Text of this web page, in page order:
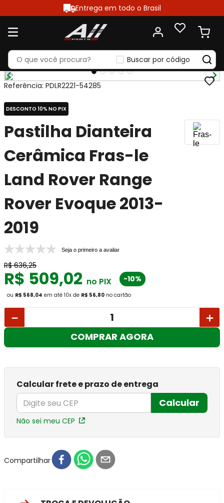
Entrega em todo o Brasil
Buscar por código
Referência: PDLR2221-54285
DESCONTO 10% NO PIX
Pastilha Dianteira
Cerâmica Fras-le
Land Rover Range
Rover Evoque 2013-
2019
Seja o primeiro a avaliar
R$ 636,25
R$ 509,02 no PIX -10%
ou R$ 568,04 em até 10x de R$ 56,80 no cartão
＋
－
COMPRAR AGORA
Calcular frete e prazo de entrega
Calcular
Não sei meu CEP
Compartilhar